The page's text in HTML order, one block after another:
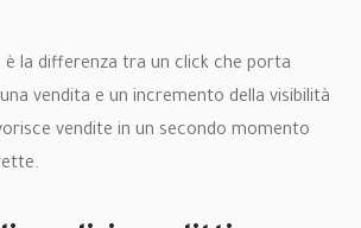
è la differenza tra un click che porta
vendita e un incremento della visibilità
vendite in un secondo momento